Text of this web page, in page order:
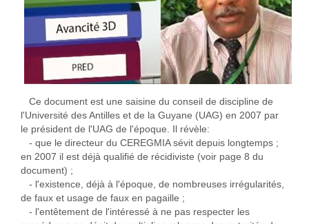
Ce document est une saisine du conseil de discipline de
l'Université des Antilles et de la Guyane (UAG) en 2007 par
le président de l'UAG de l'époque. Il révèle:
- que le directeur du CEREGMIA sévit depuis longtemps ;
en 2007 il est déjà qualifié de récidiviste (voir page 8 du
document) ;
- l'existence, déjà à l'époque, de nombreuses irrégularités,
de faux et usage de faux en pagaille ;
- l'entêtement de l'intéressé à ne pas respecter les